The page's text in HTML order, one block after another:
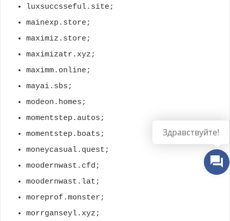
luxsuccsseful.site;
mainexp.store;
maximiz.store;
maximizatr.xyz;
maximm.online;
mayai.sbs;
modeon.homes;
momentstep.autos;
momentstep.boats;
moneycasual.quest;
moodernwast.cfd;
moodernwast.lat;
moreprof.monster;
morrganseyl.xyz;
Здравствуйте!